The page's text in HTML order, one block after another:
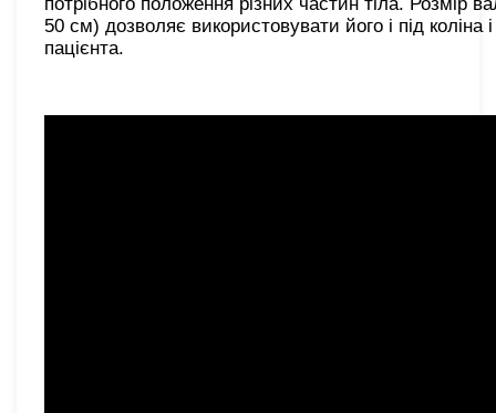
50 см) дозволяє використовувати його і під коліна
пацієнта.